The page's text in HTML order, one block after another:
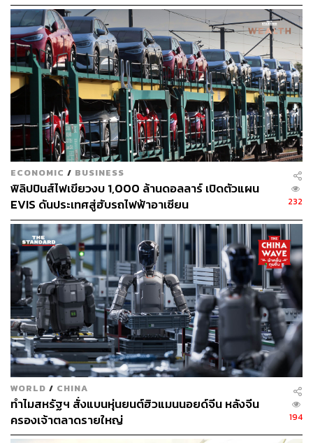
ภาพ:Budrul Chukrut / SOPA Images / LightRocket via
Getty Images
อ้างอิง:
https://apnews.com/article/tesla-europe-sales-musk-c
hina-boycott-f1aa333f3ec4df2f34879fc17415c32f
https://www.cnbc.com/2025/06/25/teslas-european-c
ar-sales-fall-as-customers-switch-to-chinese-evs.htm
l
สามารถติดตาม THE STANDARD WEALTH
ผ่านแอปพลิเคชันต่างๆ ที่คุณสะดวกหรือใช้งานอยู่แล้วได้เลย
TAGS: ตลาดรถยนต์ไฟฟ้า รถยนต์ไฟฟ้าจีน
รถยนต์ไฟฟ้า
Tesla
รถยนต์ไฟฟ้า - Electric Vehicle
ECONOMIC / BUSINESS
ฟิลิปปินส์ไฟเขียวงบ 1,000 ล้านดอลลาร์ เปิดตัวแผน
EVIS ดันประเทศสู่ฮับรถไฟฟ้าอาเซียน
232
WORLD / CHINA
ทำไมสหรัฐฯ สั่งแบนหุ่นยนต์ฮิวแมนนอยด์จีน หลังจีน
ครองเจ้าตลาดรายใหญ่
194